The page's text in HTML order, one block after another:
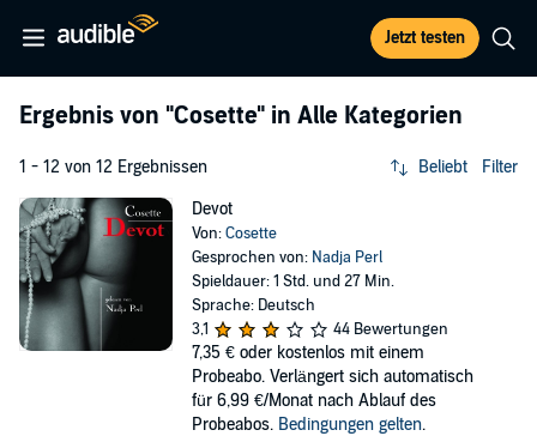
Jetzt testen
Ergebnis von "Cosette" in Alle Kategorien
1 - 12 von 12 Ergebnissen Beliebt Filter
Devot
Von:Cosette
Gesprochen von: Nadja Perl
Spieldauer: 1 Std. und 27 Min.
Sprache: Deutsch
3,1
44 Bewertungen
7,35 € oder kostenlos mit einem
Probeabo. Verlängert sich automatisch
für 6,99 €/Monat nach Ablauf des
Probeabos. Bedingungen gelten.